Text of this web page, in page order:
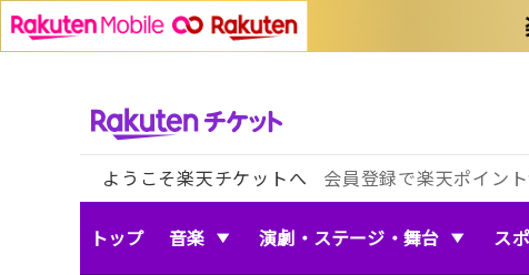
ようこそ楽天チケットへ 会員登録で楽天ポイン
トップ 音楽 演劇・ステージ・舞台 ス